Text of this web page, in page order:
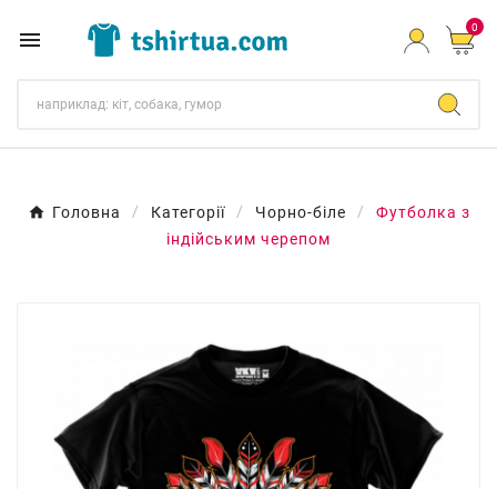
 0
Головна Категорії Чорно-біле
Футболка з
індійським черепом